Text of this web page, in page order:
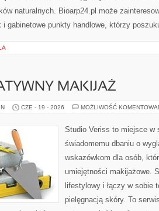
naturalnych. Bioarp24.pl może
i gabinetowe punkty handlowe, którzy
MAKIJAŻ
CZE - 19 - 2026 MOŻLIWOŚĆ
Studio Veriss to miejsce w
świadomemu dbaniu o
wskazówkom dla osób,
umiejętności makijażowe.
lifestylowy i łączy w sobie
pielęgnacją skóry. To